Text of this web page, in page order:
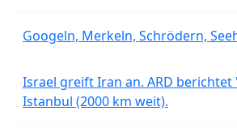
Googeln, Merkeln, Schrödern,
Israel greift Iran an. ARD
Istanbul (2000 km weit).